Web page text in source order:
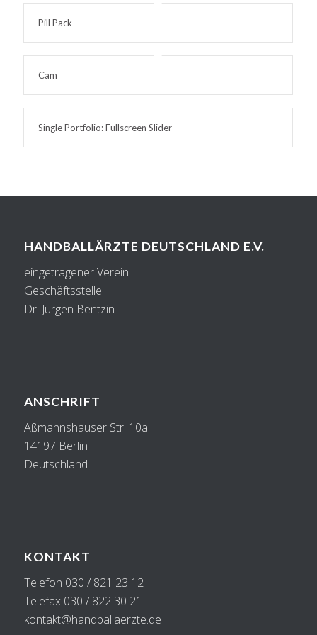
Pill Pack
Cam
Single Portfolio: Fullscreen Slider
HANDBALLÄRZTE DEUTSCHLAND E.V.
eingetragener Verein
Geschäftsstelle
Dr. Jürgen Bentzin
ANSCHRIFT
Aßmannshauser Str. 10a
14197 Berlin
Deutschland
KONTAKT
Telefon 030 / 821 23 12
Telefax 030 / 822 30 21
kontakt@handballaerzte.de